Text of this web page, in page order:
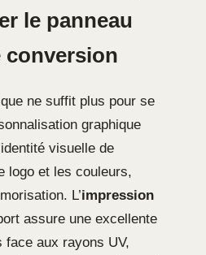
le panneau
conversion
ne suffit plus pour se
graphique
visuelle de
logo et les couleurs,
L’impression
assure une excellente
face aux rayons UV,